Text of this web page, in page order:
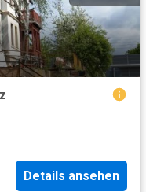
Details ansehen